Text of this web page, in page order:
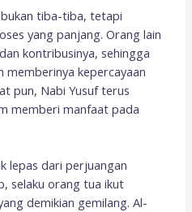
tiba-tiba, tetapi
yang panjang. Orang lain
kontribusinya, sehingga
kepercayaan
pun, Nabi Yusuf terus
memberi manfaat pada
lepas dari perjuangan
selaku orang tua ikut
demikian gemilang. Al-